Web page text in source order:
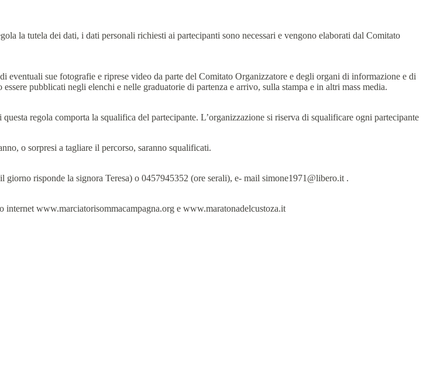
la tutela dei dati, i dati personali richiesti ai partecipanti sono necessari e vengono elaborati dal Comitato
eventuali sue fotografie e riprese video da parte del Comitato Organizzatore e degli organi di informazione e di
pubblicati negli elenchi e nelle graduatorie di partenza e arrivo, sulla stampa e in altri mass media.
regola comporta la squalifica del partecipante. L’organizzazione si riserva di squalificare ogni partecipante
o sorpresi a tagliare il percorso, saranno squalificati.
risponde la signora Teresa) o 0457945352 (ore serali), e- mail simone1971@libero.it .
www.marciatorisommacampagna.org e www.maratonadelcustoza.it